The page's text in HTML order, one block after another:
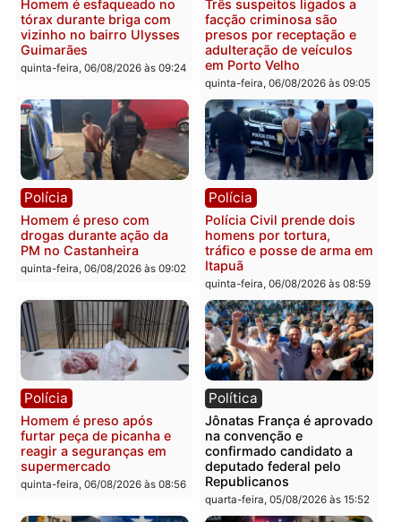
Polícia
Policiais militares
recuperam moto furtada e
prendem trio na zona
quinta-feira, 06/08/2026 às 09:28
Polícia
Jovem é encontrado
na Rua dos Cravos e
é investigado pela
em RO
quinta-feira, 06/08/2026 às
Polícia
Homem é esfaqueado no
tórax durante briga com
Guimarães
quinta-feira, 06/08/2026 às 09:24
Polícia
Três suspeitos ligados a
facção criminosa são
presos por receptação e
adulteração de veículos
em Porto Velho
quinta-feira, 06/08/2026 às
Polícia
drogas durante ação da
Polícia
Polícia Civil prende dois
homens por tortura,